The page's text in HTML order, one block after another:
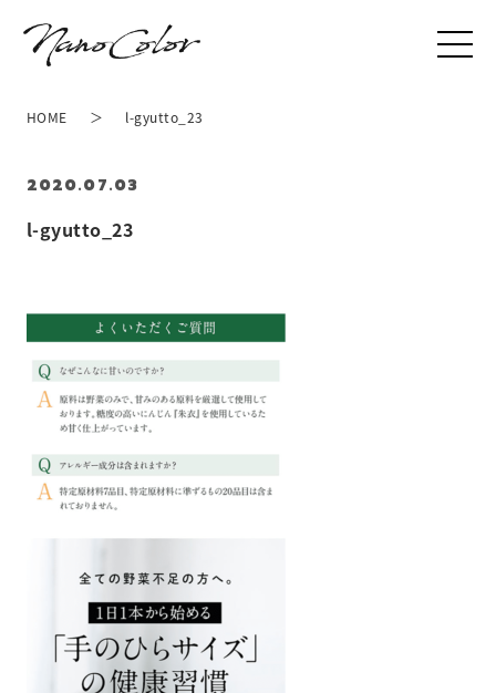
l-gyutto_23
2020.07.03
HOME l-gyutto_23